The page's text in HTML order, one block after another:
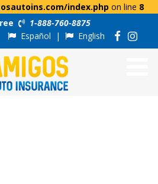
index.php on line 8
1-888-760-8875
Español | English